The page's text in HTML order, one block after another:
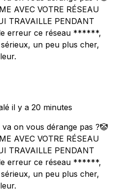
AVEC VOTRE RÉSEAU
TRAVAILLE PENDANT
erreur ce réseau ******,
un peu plus cher,
il y a 20 minutes
on vous dérange pas ?🤡
AVEC VOTRE RÉSEAU
TRAVAILLE PENDANT
erreur ce réseau ******,
un peu plus cher,